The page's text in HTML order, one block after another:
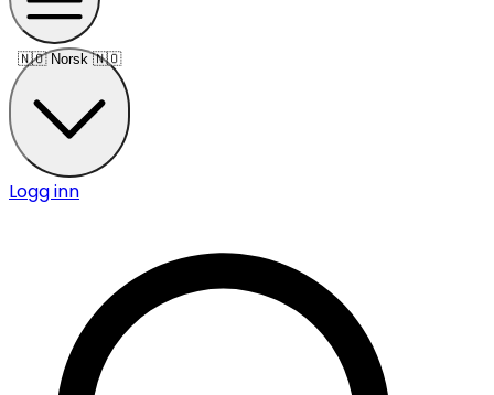
🇳🇴 Norsk 🇳🇴
Logg inn